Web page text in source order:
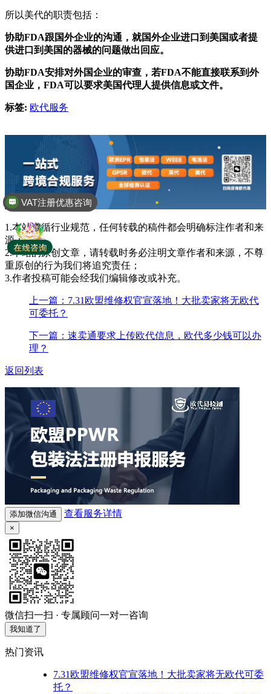
所以美代的职责包括：
协助FDA跟国外企业的沟通，就国外企业进口到美国或者提
供进口到美国的器械的问题做出回应。
协助FDA安排对外国企业的审查，若FDA不能直接联系到外
国企业，FDA可以要求美国代理人提供信息或文件。
标签: 欧代服务
1.本站遵循行业规范，任何转载的稿件都会明确标注作者和来
源；
2.本站的原创文章，请转载时务必注明文章作者和来源，不尊
重原创的行为我们将追究责任；
3.作者投稿可能会经我们编辑修改或补充。
上一篇：7.31欧盟维修权官宣落地！大批卖家将无欧代
可委托？
下一篇：速卖通要求上传欧代信息，欧代多少钱可以办
理？
返回列表
添加微信沟通 查看服务详情
×
微信扫一扫 · 专属顾问一对一咨询
我知道了
热门资讯
7.31欧盟维修权官宣落地！大批卖家将无欧代可委
托？
VAT注册优惠咨询